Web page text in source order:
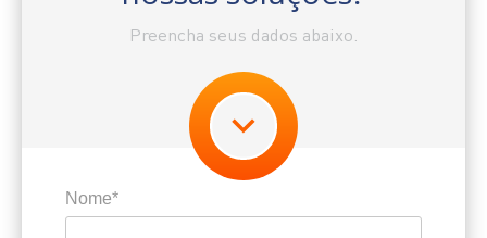
Preencha seus dados abaixo.
Nome*